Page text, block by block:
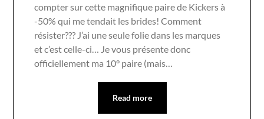
compter sur cette magnifique paire de Kickers à
-50% qui me tendait les brides! Comment
résister??? J’ai une seule folie dans les marques
et c’est celle-ci… Je vous présente donc
officiellement ma 10° paire (mais…
Read more